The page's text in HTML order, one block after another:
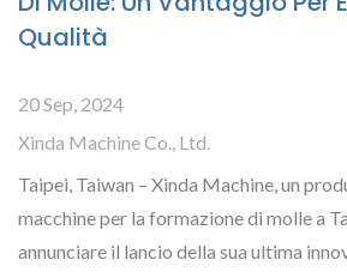
Qualità
20 Sep, 2024
Xinda Machine Co., Ltd.
Taipei, Taiwan – Xinda Machine, un
macchine per la formazione di molle a
annunciare il lancio della sua ultima